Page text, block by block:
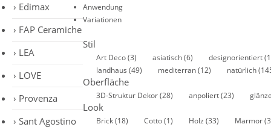
Edimax
FAP Ceramiche
LEA
LOVE
Provenza
Sant Agostino
Anwendung
Variationen
Stil
Art Deco(3) asiatisch(6) designorientiert
landhaus (49) mediterran(12) natürlich
Oberfläche
3D-Struktur Dekor(28) anpoliert(23)
Look
Brick(18) Cotto(1) Holz (33) Marmor